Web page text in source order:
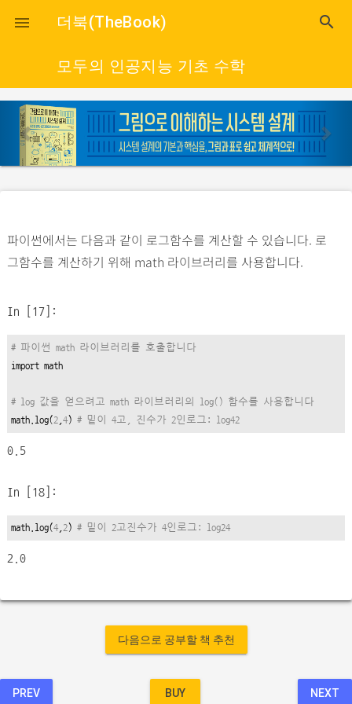
close
 더북(TheBook) search
모두의 인공지능 기초 수학
p
r
e
u
s
n
e
x
파이썬에서는 다음과 같이 로그함수를 계산할 수 있습니다. 로
그함수를 계산하기 위해 math 라이브러리를 사용합니다.
In [17]:
# 파이썬 math 라이브러리를 호출합니다
import math
# log 값을 얻으려고 math 라이브러리의 log() 함수를 사용합니다
math.log(2, 4) # 밑이 4고, 진수가 2인로그: log42
0.5
In [18]:
math.log(4, 2) # 밑이 2고진수가 4인로그: log24
2.0
다음으로 공부할 책 추천
PREV BUY NEXT